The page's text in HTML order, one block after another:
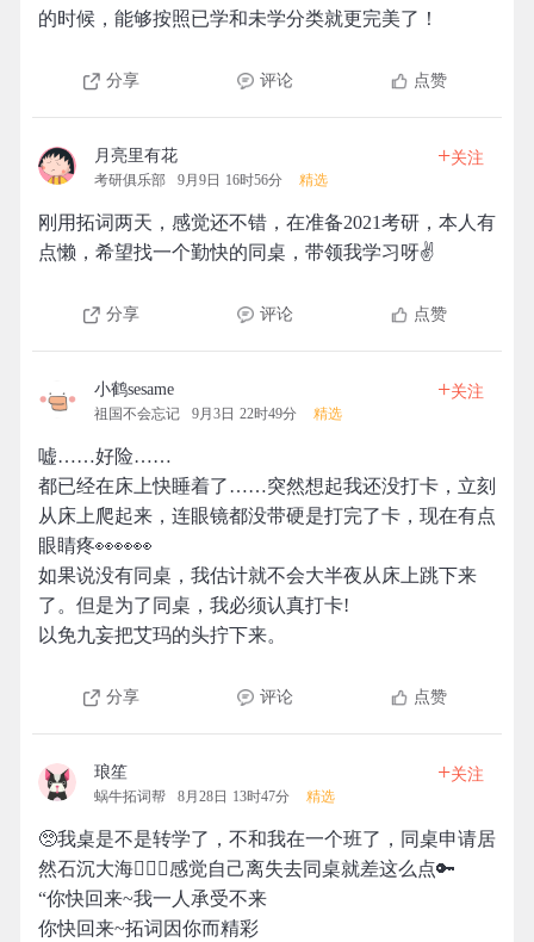
的时候，能够按照已学和未学分类就更完美了！
分享 评论 点赞
月亮里有花
考研俱乐部 9月9日 16时56分 精选
+关注
刚用拓词两天，感觉还不错，在准备2021考研，本人有
点懒，希望找一个勤快的同桌，带领我学习呀✌
分享 评论 点赞
小鹤sesame
祖国不会忘记 9月3日 22时49分 精选
+关注
嘘……好险……
都已经在床上快睡着了……突然想起我还没打卡，立刻
从床上爬起来，连眼镜都没带硬是打完了卡，现在有点
眼睛疼👀👀👀
如果说没有同桌，我估计就不会大半夜从床上跳下来
了。但是为了同桌，我必须认真打卡!
以免九妄把艾玛的头拧下来。
分享 评论 点赞
琅笙
蜗牛拓词帮 8月28日 13时47分 精选
+关注
🥺我桌是不是转学了，不和我在一个班了，同桌申请居
然石沉大海🤦🏻‍♀️感觉自己离失去同桌就差这么点🔑
“你快回来~我一人承受不来
你快回来~拓词因你而精彩